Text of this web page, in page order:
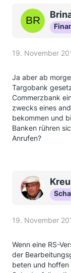
Betroffene
vorgehen
Eventuell gibt
Mit besten
19. November
Ja aber ab
Targobank
Commerzbank
zwecks eines
bekommen und
Banken rühren
Anrufen?
19. November
Wenn eine RS-
der
beten und